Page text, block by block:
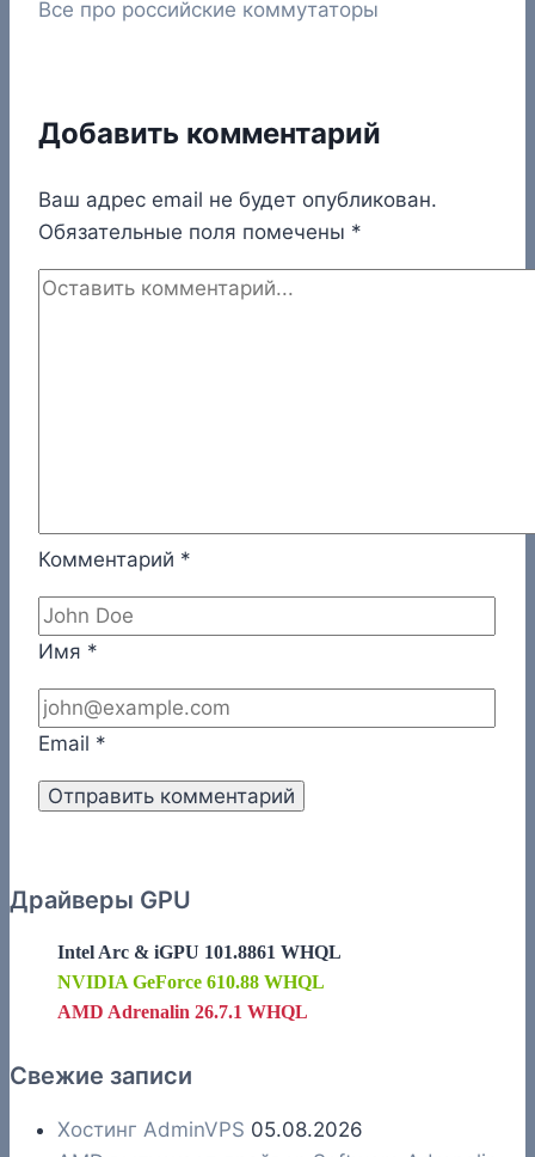
Все про российские коммутаторы
Добавить комментарий
Ваш адрес email не будет опубликован.
Обязательные поля помечены *
Комментарий *
Имя *
Email *
Драйверы GPU
Intel Arc & iGPU 101.8861 WHQL
NVIDIA GeForce 610.88 WHQL
AMD Adrenalin 26.7.1 WHQL
Свежие записи
Хостинг AdminVPS 05.08.2026